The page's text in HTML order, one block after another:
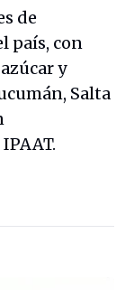
de
país, con
y
Salta